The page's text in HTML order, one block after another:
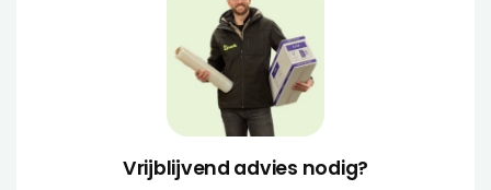
Vrijblijvend advies nodig?